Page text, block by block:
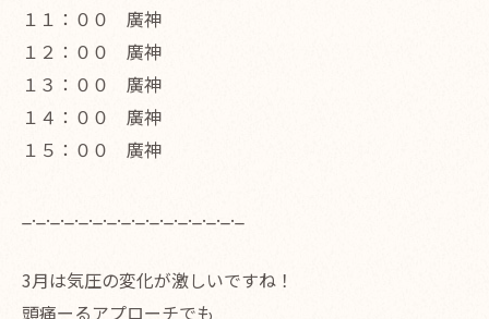
１１：００ 廣神
１２：００ 廣神
１３：００ 廣神
１４：００ 廣神
１５：００ 廣神
_._._._._._._._._._._._._._._._
3月は気圧の変化が激しいですね！
頭痛ーるアプローチでも